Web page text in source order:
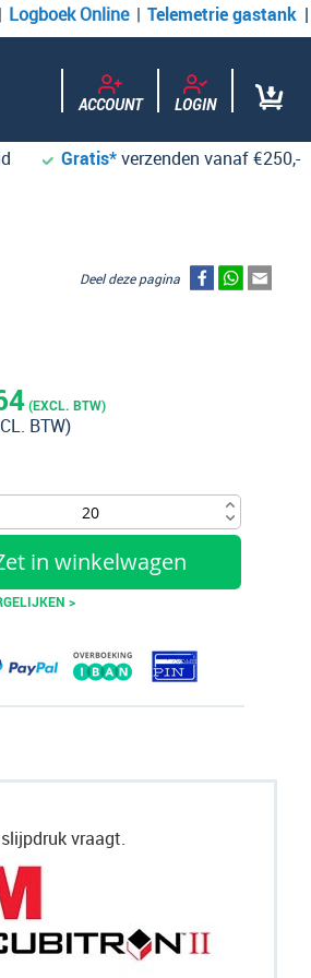
Logboek Online Telemetrie gastank
ACCOUNT LOGIN
Gratis*verzenden vanaf €250,-
(EXCL. BTW)
BTW)
in winkelwagen
>
Deel deze pagina
vraagt.